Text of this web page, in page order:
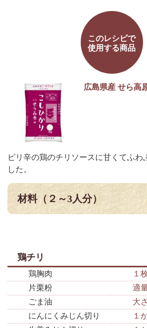
このレシピで
使用する商品
広島県産 せら高
ピリ辛の鶏のチリソースに甘くてふわ
した。
材料（２～3人分）
鶏チリ
鶏胸肉
１
片栗粉
適
ごま油
大
にんにくみじん切り
１